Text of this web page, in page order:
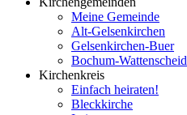
Meine Gemeinde
Alt-Gelsenkirchen
Gelsenkirchen-Buer
Bochum-Wattenscheid
Kirchenkreis
Einfach heiraten!
Bleckkirche